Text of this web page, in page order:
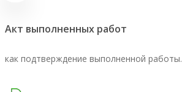
Акт выполненных работ
как подтверждение выполненной работы.